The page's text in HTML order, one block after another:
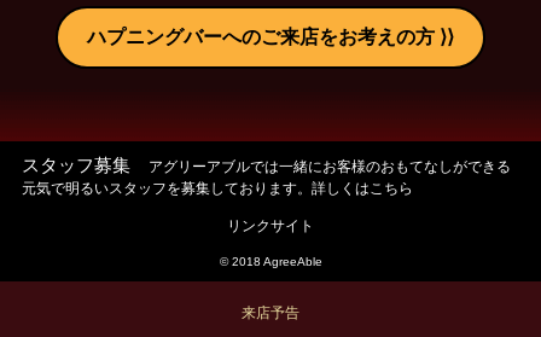
ハプニングバーへのご来店をお考えの方
スタッフ募集
アグリーアブルでは一緒にお客様のおもてなしができる
元気で明るいスタッフを募集しております。詳しくはこちら
リンクサイト
© 2018 AgreeAble
来店予告